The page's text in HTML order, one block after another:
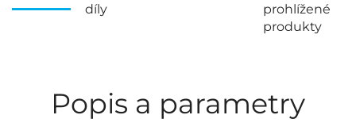
díly
prohlížené
produkty
Popis a parametry